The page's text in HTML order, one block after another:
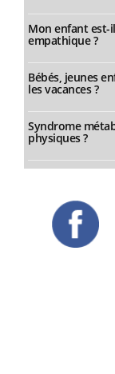
Mon enfant est-
empathique ?
Bébés, jeunes
les vacances ?
Syndrome
physiques ?